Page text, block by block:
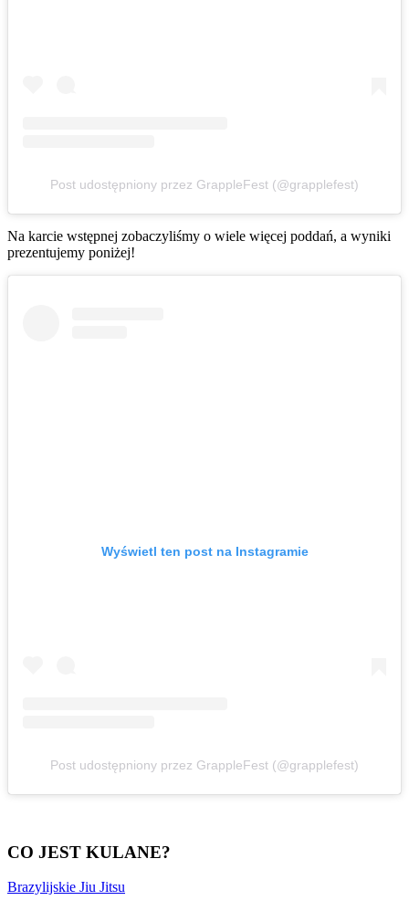
Post udostępniony przez GrappleFest (@grapplefest)
Na karcie wstępnej zobaczyliśmy o wiele więcej poddań, a wyniki
prezentujemy poniżej!
Wyświetl ten post na Instagramie
Post udostępniony przez GrappleFest (@grapplefest)
CO JEST KULANE?
Brazylijskie Jiu Jitsu